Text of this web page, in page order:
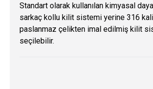
Standart olarak kullanılan kimyasal
sarkaç kollu kilit sistemi yerine 316
paslanmaz çelikten imal edilmiş kilit
seçilebilir.